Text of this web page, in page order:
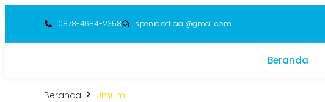
0878-4684-2358 spenio.official@gmail.com
Beranda
Beranda Umum